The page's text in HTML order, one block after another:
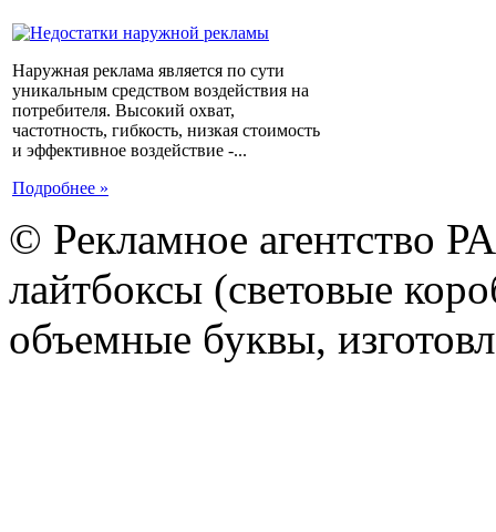
Наружная реклама является по сути
уникальным средством воздействия на
потребителя. Высокий охват,
частотность, гибкость, низкая стоимость
и эффективное воздействие -...
Подробнее »
© Рекламное агентство
лайтбоксы (световые
объемные буквы,